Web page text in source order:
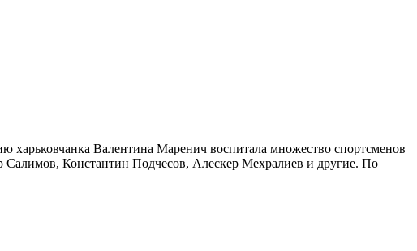
Валентина Маренич воспитала множество спортсменов
Константин Подчесов, Алескер Мехралиев и другие. По